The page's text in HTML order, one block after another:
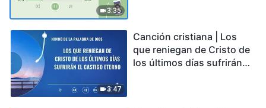
3:35
3:47
Canción cristiana | Los
que reniegan de Cristo de
los últimos días sufrirán